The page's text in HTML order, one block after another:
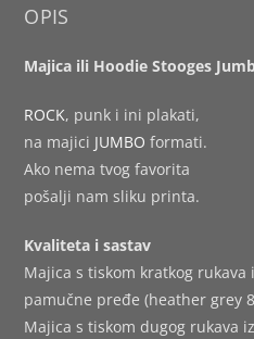
OPIS
Majica ili Hoodie Stooges
ROCK, punk i ini plakati,
na majici JUMBO formati.
Ako nema tvog favorita
pošalji nam sliku printa.
Kvaliteta i sastav
Majica s tiskom kratkog rukava
pamučne pređe (heather grey
Majica s tiskom dugog rukava